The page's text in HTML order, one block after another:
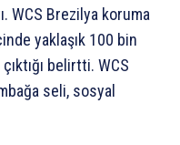
WCS Brezilya koruma
yaklaşık 100 bin
belirtti. WCS
seli, sosyal